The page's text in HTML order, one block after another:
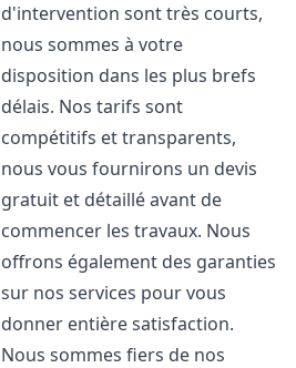
d'intervention sont très courts,
nous sommes à votre
disposition dans les plus brefs
délais. Nos tarifs sont
compétitifs et transparents,
nous vous fournirons un devis
gratuit et détaillé avant de
commencer les travaux. Nous
offrons également des garanties
sur nos services pour vous
donner entière satisfaction.
Nous sommes fiers de nos